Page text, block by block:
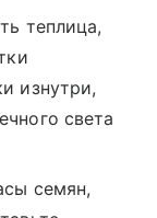
теплица,
изнутри,
света
семян,